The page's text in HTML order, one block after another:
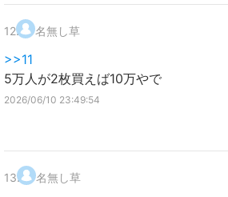
12. 名無し草
>>11
5万人が2枚買えば10万やで
2026/06/10 23:49:54
13. 名無し草